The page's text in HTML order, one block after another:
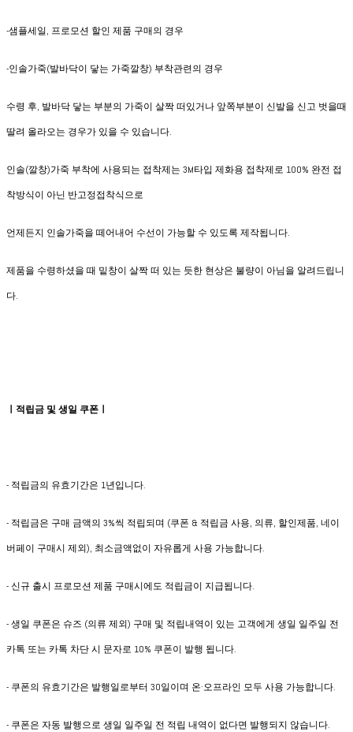
-샘플세일, 프로모션 할인 제품 구매의 경우
-인솔가죽(발바닥이 닿는 가죽깔창) 부착관련의 경우
수령 후, 발바닥 닿는 부분의 가죽이 살짝 떠있거나 앞쪽부분이 신발을 신고 벗을때
딸려 올라오는 경우가 있을 수 있습니다.
인솔(깔창)가죽 부착에 사용되는 접착제는 3M타입 제화용 접착제로 100% 완전 접
착방식이 아닌 반고정접착식으로
언제든지 인솔가죽을 떼어내어 수선이 가능할 수 있도록 제작됩니다.
제품을 수령하셨을 때 밑창이 살짝 떠 있는 듯한 현상은 불량이 아님을 알려드립니
다.
ㅣ적립금 및 생일 쿠폰ㅣ
- 적립금의 유효기간은 1년입니다.
- 적립금은 구매 금액의 3%씩 적립되며 (쿠폰 & 적립금 사용, 의류, 할인제품, 네이
버페이 구매시 제외), 최소금액없이 자유롭게 사용 가능합니다.
- 신규 출시 프로모션 제품 구매시에도 적립금이 지급됩니다.
- 생일 쿠폰은 슈즈 (의류 제외) 구매 및 적립내역이 있는 고객에게 생일 일주일 전
카톡 또는 카톡 차단 시 문자로 10% 쿠폰이 발행 됩니다.
- 쿠폰의 유효기간은 발행일로부터 30일이며 온·오프라인 모두 사용 가능합니다.
- 쿠폰은 자동 발행으로 생일 일주일 전 적립 내역이 없다면 발행되지 않습니다.